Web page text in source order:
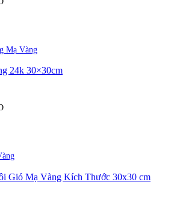
Mạ Vàng
24k 30×30cm
Gió Mạ Vàng Kích Thước 30x30 cm